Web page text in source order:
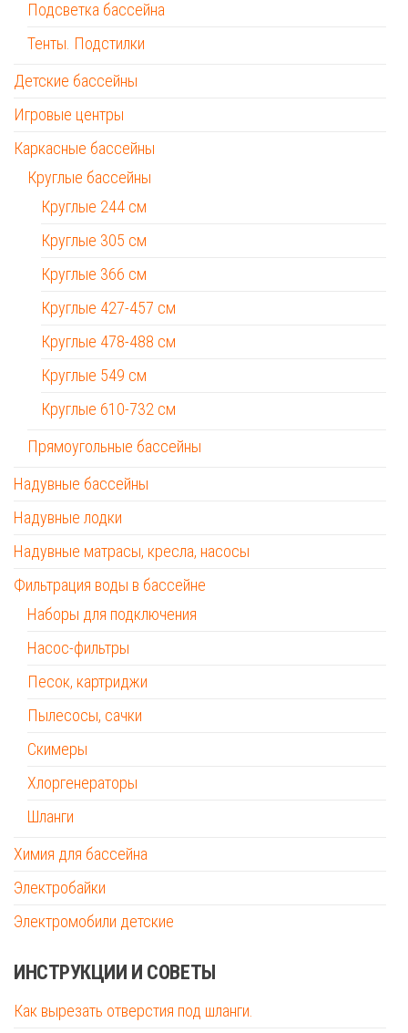
Подсветка бассейна
Тенты. Подстилки
Детские бассейны
Игровые центры
Каркасные бассейны
Круглые бассейны
Круглые 244 см
Круглые 305 см
Круглые 366 см
Круглые 427-457 см
Круглые 478-488 см
Круглые 549 см
Круглые 610-732 см
Прямоугольные бассейны
Надувные бассейны
Надувные лодки
Надувные матрасы, кресла, насосы
Фильтрация воды в бассейне
Наборы для подключения
Насос-фильтры
Песок, картриджи
Пылесосы, сачки
Скимеры
Хлоргенераторы
Шланги
Химия для бассейна
Электробайки
Электромобили детские
ИНСТРУКЦИИ И СОВЕТЫ
Как вырезать отверстия под шланги.